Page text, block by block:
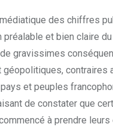
des chiffres
préalable et bien claire
gravissimes
géopolitiques, contraires
et peuples
de constater que
à prendre